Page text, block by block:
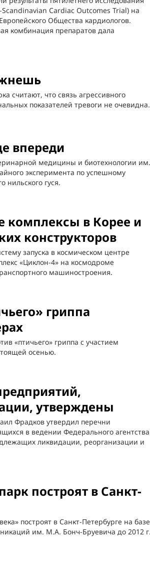
Cardiac Outcomes Trial) на
Общества кардиологов.
комбинация препаратов дала
считают, что связь агрессивного
показателей тревоги не очевидна.
впереди
медицины и биотехнологии им.
эксперимента по успешному
гуся.
комплексы в Корее и
конструкторов
запуска в космическом центре
«Циклон-4» на космодроме
машиностроения.
гриппа
«птичьего» гриппа с участием
осенью.
утверждены
Фрадков утвердил перечни
в ведении Федерального агентства
ликвидации, реорганизации и
построят в Санкт-
построят в Санкт-Петербурге на базе
им. М.А. Бонч-Бруевича до 2012